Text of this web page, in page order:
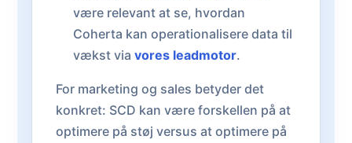
være relevant at se, hvordan
Coherta kan operationalisere data til
vækst via vores leadmotor.
For marketing og sales betyder det
konkret: SCD kan være forskellen på at
optimere på støj versus at optimere på